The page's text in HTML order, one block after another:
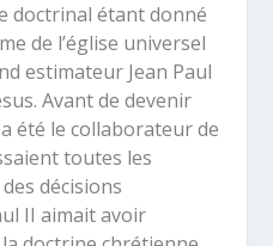
doctrinal étant donné
de l’église universel
estimateur Jean Paul
Avant de devenir
été le collaborateur de
toutes les
décisions
II aimait avoir